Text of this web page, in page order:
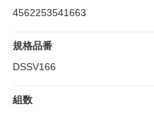
4562253541663
規格品番
DSSV166
組数